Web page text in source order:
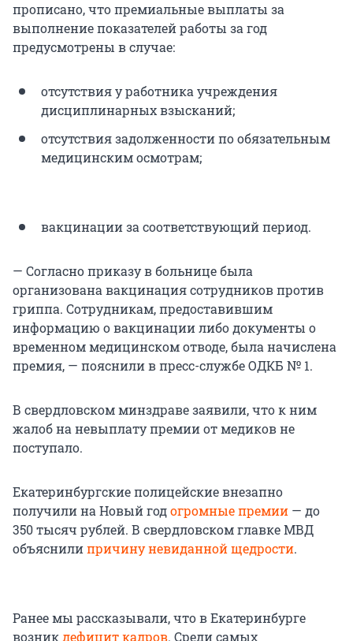
прописано, что премиальные выплаты за
выполнение показателей работы за год
предусмотрены в случае:
отсутствия у работника учреждения
дисциплинарных взысканий;
отсутствия задолженности по обязательным
медицинским осмотрам;
вакцинации за соответствующий период.
— Согласно приказу в больнице была
организована вакцинация сотрудников против
гриппа. Сотрудникам, предоставившим
информацию о вакцинации либо документы о
временном медицинском отводе, была начислена
премия, — пояснили в пресс-службе ОДКБ № 1.
В свердловском минздраве заявили, что к ним
жалоб на невыплату премии от медиков не
поступало.
Екатеринбургские полицейские внезапно
получили на Новый годогромные премии — до
350 тысяч рублей. В свердловском главке МВД
объяснилипричину невиданной щедрости.
Ранее мы рассказывали, что в Екатеринбурге
возникдефицит кадров. Среди самых